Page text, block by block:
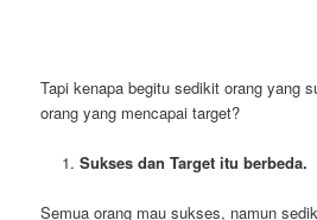
Tapi kenapa begitu sedikit orang yang
orang yang mencapai target?
Sukses dan Target itu berbeda.
Semua orang mau sukses, namun